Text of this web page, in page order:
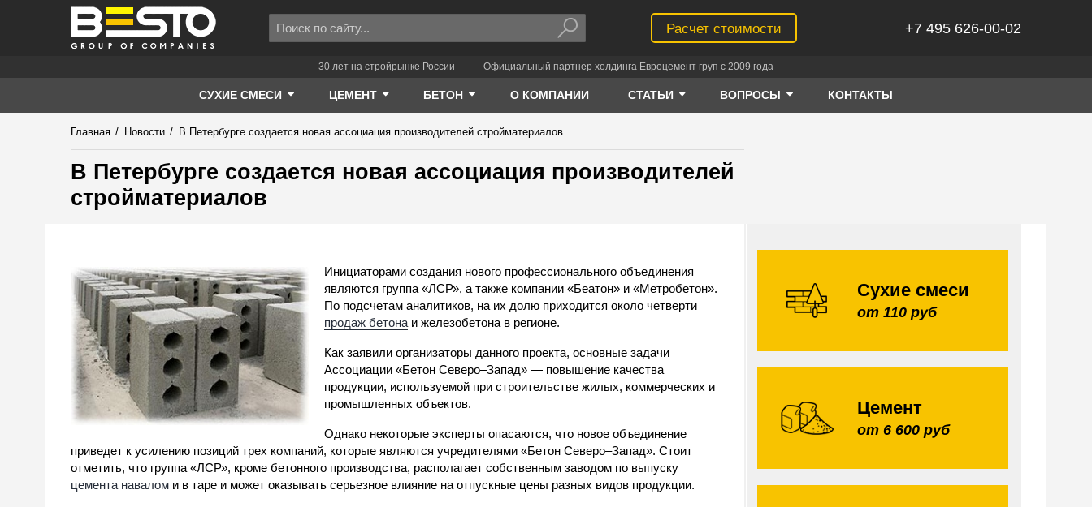
Расчет стоимости +7 495 626-00-02
30 лет на стройрынке России Официальный партнер холдинга Евроцемент груп с 2009 года
СУХИЕ СМЕСИ ЦЕМЕНТ БЕТОН О КОМПАНИИ СТАТЬИ ВОПРОСЫ КОНТАКТЫ
Главная / Новости / В Петербурге создается новая ассоциация производителей стройматериалов
В Петербурге создается новая ассоциация производителей
стройматериалов
Инициаторами создания нового профессионального объединения
являются группа «ЛСР», а также компании «Беатон» и «Метробетон».
По подсчетам аналитиков, на их долю приходится около четверти
продаж бетона и железобетона в регионе.
Как заявили организаторы данного проекта, основные задачи
Ассоциации «Бетон Северо–Запад» — повышение качества
продукции, используемой при строительстве жилых, коммерческих и
промышленных объектов.
Однако некоторые эксперты опасаются, что новое объединение
приведет к усилению позиций трех компаний, которые являются учредителями «Бетон Северо–Запад». Стоит
отметить, что группа «ЛСР», кроме бетонного производства, располагает собственным заводом по выпуску
цемента навалом и в таре и может оказывать серьезное влияние на отпускные цены разных видов продукции.
Сухие смеси
от 110 руб
Цемент
от 6 600 руб